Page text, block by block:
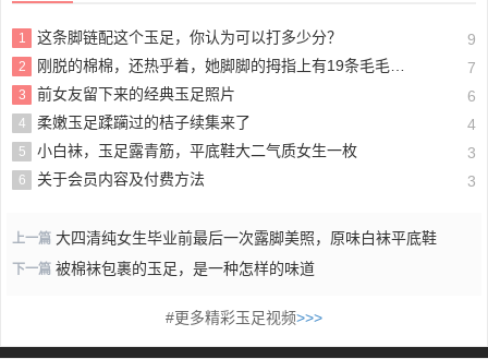
1 这条脚链配这个玉足，你认为可以打多少分？ 9
2 刚脱的棉棉，还热乎着，她脚脚的拇指上有19条毛毛，不信你数数 7
3 前女友留下来的经典玉足照片 6
4 柔嫩玉足蹂躏过的桔子续集来了 4
5 小白袜，玉足露青筋，平底鞋大二气质女生一枚 3
6 关于会员内容及付费方法 3
上一篇 大四清纯女生毕业前最后一次露脚美照，原味白袜平底鞋
下一篇 被棉袜包裹的玉足，是一种怎样的味道
#更多精彩玉足视频>>>